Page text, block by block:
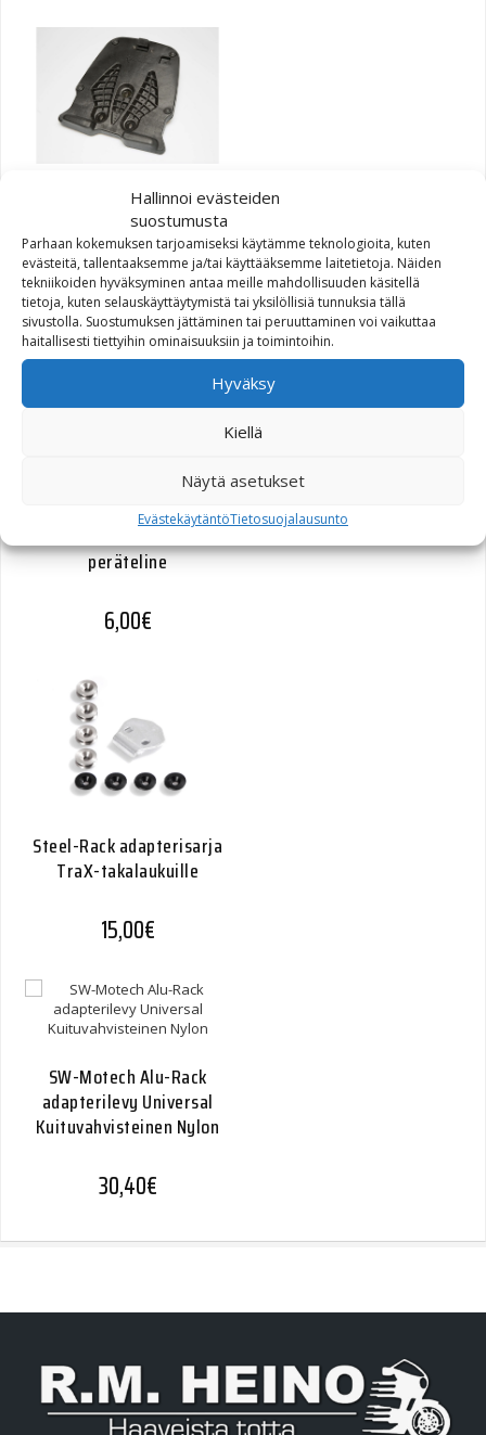
Hallinnoi evästeiden
suostumusta
Parhaan kokemuksen tarjoamiseksi käytämme teknologioita, kuten
evästeitä, tallentaaksemme ja/tai käyttääksemme laitetietoja. Näiden
tekniikoiden hyväksyminen antaa meille mahdollisuuden käsitellä
tietoja, kuten selauskäyttäytymistä tai yksilöllisiä tunnuksia tällä
sivustolla. Suostumuksen jättäminen tai peruuttaminen voi vaikuttaa
haitallisesti tiettyihin ominaisuuksiin ja toimintoihin.
Hyväksy
Kiellä
Näytä asetukset
EvästekäytäntöTietosuojalausunto
Alu-Rack adapterilevy T-
RaY Basic/S/M
30,40€
SW-Motech
Pikakiinnikeruuvi Alu-Rack
peräteline
6,00€
Steel-Rack adapterisarja
TraX-takalaukuille
15,00€
SW-Motech Alu-Rack
adapterilevy Universal
Kuituvahvisteinen Nylon
30,40€